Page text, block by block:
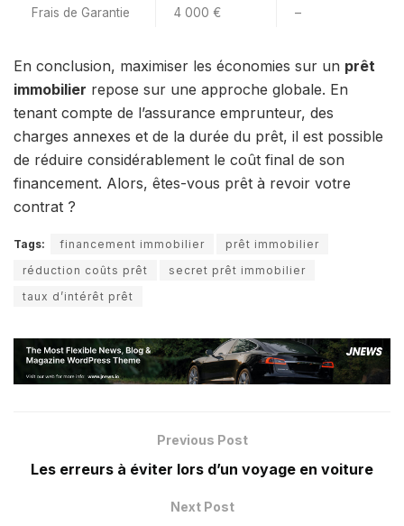
Frais de Garantie 4 000 € –
En conclusion, maximiser les économies sur un prêt
immobilier repose sur une approche globale. En
tenant compte de l’assurance emprunteur, des
charges annexes et de la durée du prêt, il est possible
de réduire considérablement le coût final de son
financement. Alors, êtes-vous prêt à revoir votre
contrat ?
Tags: financement immobilier
prêt immobilier
réduction coûts prêt
secret prêt immobilier
taux d’intérêt prêt
Previous Post
Les erreurs à éviter lors d’un voyage en voiture
Next Post